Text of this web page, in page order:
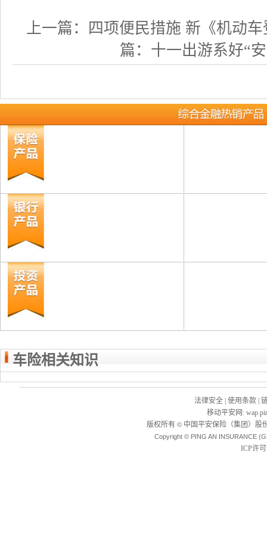
上一篇：
四项便民措施 新《机动
篇： 十一出游系好“
车险相关知识
法律安全 使用条款
移动平安网 :
版权所有 ©中国平安保险（集团）股
Copyright © PING AN INSURANCE
ICP许